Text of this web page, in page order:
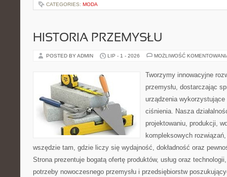
CATEGORIES: MODA
HISTORIA PRZEMYSŁU
POSTED BY ADMIN LIP - 1 - 2026 MOŻLIWOŚĆ
Tworzymy innowacyjne
przemysłu, dostarczając
urządzenia
ciśnienia. Nasza
projektowaniu, produkcji,
kompleksowych
wszędzie tam, gdzie liczy się wydajność, dokładność oraz
Strona prezentuje bogatą ofertę produktów, usług oraz
potrzeby nowoczesnego przemysłu i przedsiębiorstw